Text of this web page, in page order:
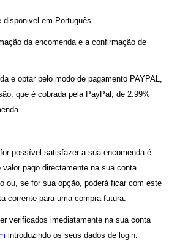
disponivel em Português.
da encomenda e a confirmação de
e optar pelo modo de pagamento PAYPAL,
que é cobrada pela PayPal, de 2.99%
possível satisfazer a sua encomenda é
pago directamente na sua conta
ou, se for sua opção, poderá ficar com este
corrente para uma compra futura.
verificados imediatamente na sua conta
introduzindo os seus dados de login.